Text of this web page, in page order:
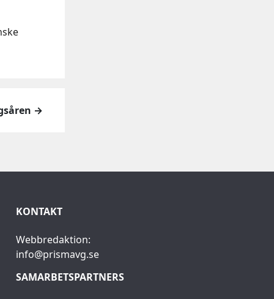
→
KONTAKT
Webbredaktion:
info@prismavg.se
SAMARBETSPARTNERS